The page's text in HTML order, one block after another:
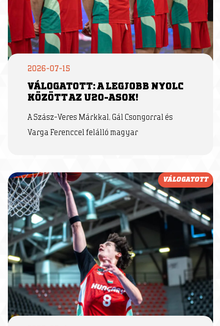
2026-07-15
VÁLOGATOTT: A LEGJOBB NYOLC
KÖZÖTT AZ U20-ASOK!
A Szász-Veres Márkkal, Gál Csongorral és
Varga Ferenccel felálló magyar
VÁLOGATOTT